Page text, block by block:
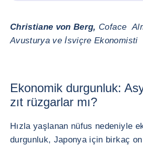
Christiane von Berg, Coface
Avusturya ve İsviçre Ekonomisti
Ekonomik durgunluk:
zıt rüzgarlar mı?
Hızla yaşlanan nüfus nedeniyle
durgunluk, Japonya için birkaç on